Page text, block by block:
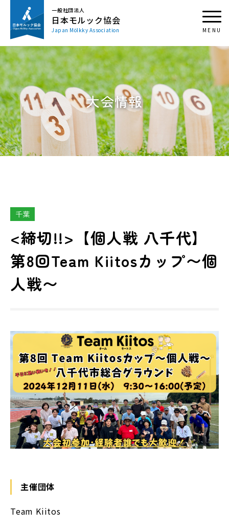
一般社団法人
日本モルック協会
Japan Mölkky Association
大会情報
千葉
<締切!!>【個人戦 八千代】
第8回Team Kiitosカップ〜個
人戦〜
主催団体
Team Kiitos